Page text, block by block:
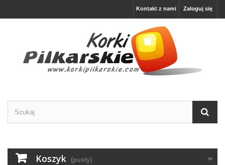
Zaloguj się
Kontakt z nami
Koszyk (pusty)